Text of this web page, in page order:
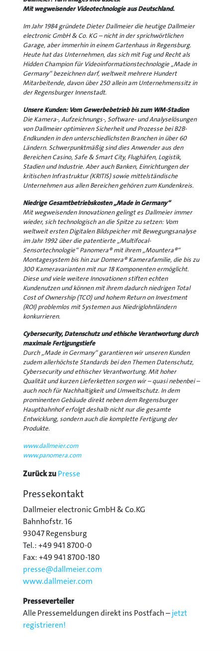
Mit wegweisender Videotechnologie aus Deutschland.
Im Jahr 1984 gründete Dieter Dallmeier die heutige Dallmeier
electronic GmbH & Co. KG – nicht in der sprichwörtlichen
Garage, aber immerhin in einem Gartenhaus in Regensburg.
Heute hat das Unternehmen, das sich mit Fug und Recht als
Hidden Champion für Videoinformationstechnologie „Made in
Germany“ bezeichnen darf, weltweit mehrere Hundert
Mitarbeitende, davon über 250 allein am Unternehmenssitz in
der Regensburger Innenstadt.
Unsere Kunden: Vom Gewerbebetrieb bis zum WM-Stadion
Die Kamera-, Aufzeichnungs-, Software- und Analyselösungen
von Dallmeier optimieren Sicherheit und Prozesse bei B2B-
Endkunden in den unterschiedlichsten Branchen in über 60
Ländern. Schwerpunktmäßig sind dies Anwender aus den
Bereichen Casino, Safe & Smart City, Flughäfen, Logistik,
Stadien und Industrie. Aber auch Banken, Einrichtungen der
kritischen Infrastruktur (KRITIS) sowie mittelständische
Unternehmen aus allen Bereichen gehören zum Kundenkreis.
Niedrige Gesamtbetriebskosten „Made in Germany“
Mit wegweisenden Innovationen gelingt es Dallmeier immer
wieder, sich technologisch an die Spitze zu setzen: Vom
weltweit ersten Digitalen Bildspeicher mit Bewegungsanalyse
im Jahr 1992 über die patentierte „Multifocal-
Sensortechnologie“ Panomera® mit ihrem „Mountera®“
Montagesystem bis hin zur Domera® Kamerafamilie, die bis zu
300 Kameravarianten mit nur 18 Komponenten ermöglicht.
Diese und viele weitere Innovationen stiften echten
Kundenutzen und können mit ihrem dadurch niedrigen Total
Cost of Ownership (TCO) und hohem Return on Investment
(ROI) problemlos mit Systemen aus Niedriglohnländern
konkurrieren.
Cybersecurity, Datenschutz und ethische Verantwortung durch
maximale Fertigungstiefe
Durch „Made in Germany“ garantieren wir unseren Kunden
zudem allerhöchste Standards bei den Themen Datenschutz,
Cybersecurity und ethischer Verantwortung. Mit hoher
Qualität und kurzen Lieferketten sorgen wir – quasi nebenbei –
auch noch für Nachhaltigkeit und Umweltschutz. In dem
prominenten Gebäude direkt neben dem Regensburger
Hauptbahnhof erfolgt deshalb nicht nur die gesamte
Entwicklung, sondern auch die komplette Fertigung der
Produkte.
www.dallmeier.com
www.panomera.com
Zurück zuPresse
Pressekontakt
Dallmeier electronic GmbH & Co.KG
Bahnhofstr. 16
93047 Regensburg
Tel.: +49 941 8700-0
Fax: +49 941 8700-180
presse@dallmeier.com
www.dallmeier.com
Presseverteiler
Alle Pressemeldungen direkt ins Postfach –jetzt
registrieren!